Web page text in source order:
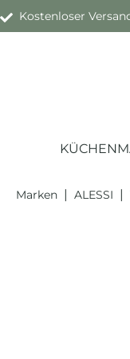
Zur
Kostenloser
Marken | ALESSI |